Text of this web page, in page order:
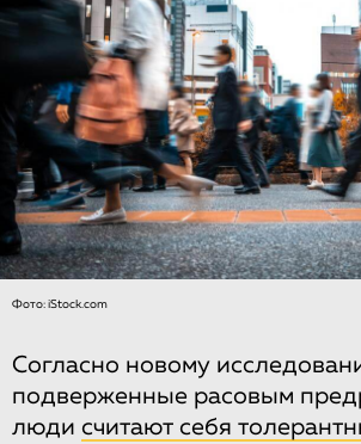
Фото: iStock.com
Согласно новому
подверженные расовым
люди считают себя